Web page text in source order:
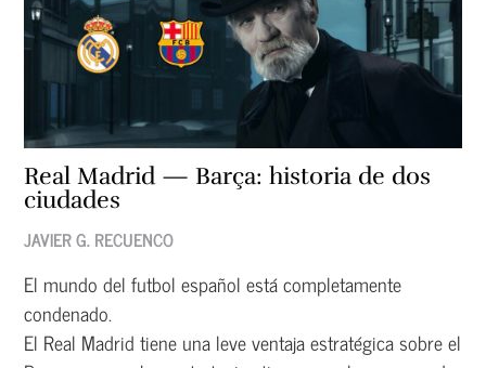
Real Madrid — Barça: historia de dos
ciudades
JAVIER G. RECUENCO
El mundo del futbol español está completamente
condenado.
El Real Madrid tiene una leve ventaja estratégica sobre el